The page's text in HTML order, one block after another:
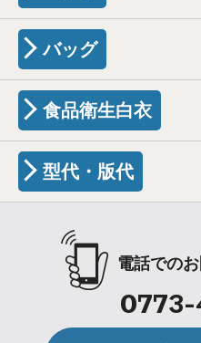
バッグ
食品衛生白衣
型代・版代
電話での
0773-